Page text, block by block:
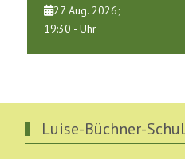
27 Aug. 2026;
19:30 - Uhr
Luise-Büchner-